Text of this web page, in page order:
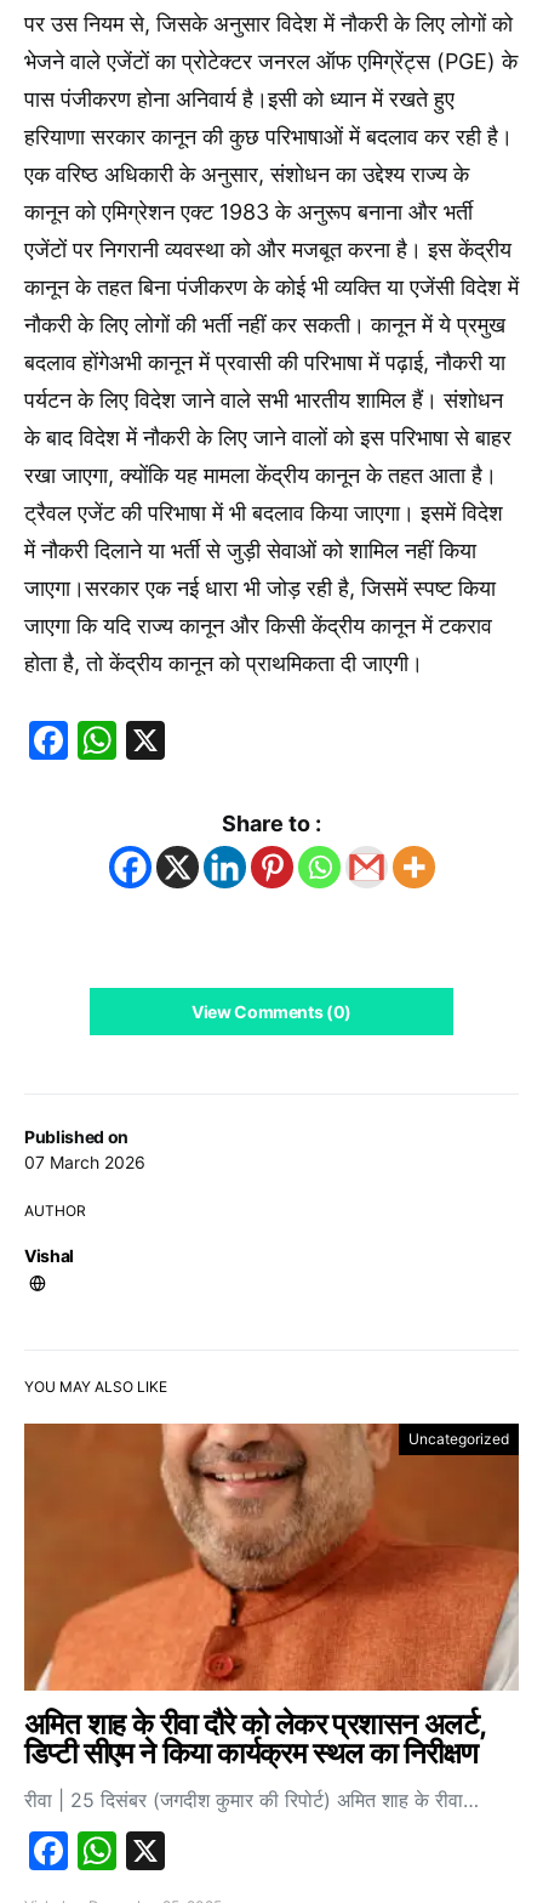
Published on
07 March 2026
AUTHOR
Vishal
पर उस नियम से, जिसके अनुसार विदेश में नौकरी के लिए लोगों को
भेजने वाले एजेंटों का प्रोटेक्टर जनरल ऑफ एमिग्रेंट्स (PGE) के
पास पंजीकरण होना अनिवार्य है।इसी को ध्यान में रखते हुए
हरियाणा सरकार कानून की कुछ परिभाषाओं में बदलाव कर रही है।
एक वरिष्ठ अधिकारी के अनुसार, संशोधन का उद्देश्य राज्य के
कानून को एमिग्रेशन एक्ट 1983 के अनुरूप बनाना और भर्ती
एजेंटों पर निगरानी व्यवस्था को और मजबूत करना है। इस केंद्रीय
कानून के तहत बिना पंजीकरण के कोई भी व्यक्ति या एजेंसी विदेश में
नौकरी के लिए लोगों की भर्ती नहीं कर सकती। कानून में ये प्रमुख
बदलाव होंगेअभी कानून में प्रवासी की परिभाषा में पढ़ाई, नौकरी या
पर्यटन के लिए विदेश जाने वाले सभी भारतीय शामिल हैं। संशोधन
के बाद विदेश में नौकरी के लिए जाने वालों को इस परिभाषा से बाहर
रखा जाएगा, क्योंकि यह मामला केंद्रीय कानून के तहत आता है।
ट्रैवल एजेंट की परिभाषा में भी बदलाव किया जाएगा। इसमें विदेश
में नौकरी दिलाने या भर्ती से जुड़ी सेवाओं को शामिल नहीं किया
जाएगा।सरकार एक नई धारा भी जोड़ रही है, जिसमें स्पष्ट किया
जाएगा कि यदि राज्य कानून और किसी केंद्रीय कानून में टकराव
होता है, तो केंद्रीय कानून को प्राथमिकता दी जाएगी।
Facebook
WhatsApp
Share to :
View Comments (0)
YOU MAY ALSO LIKE
Uncategorized
अमित शाह के रीवा दौरे को लेकर प्रशासन अलर्ट,
डिप्टी सीएम ने किया कार्यक्रम स्थल का निरीक्षण
रीवा | 25 दिसंबर (जगदीश कुमार की रिपोर्ट) अमित शाह के रीवा…
Facebook
WhatsApp